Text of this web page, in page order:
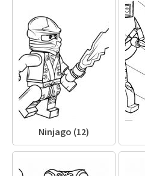
Ninjago (12)